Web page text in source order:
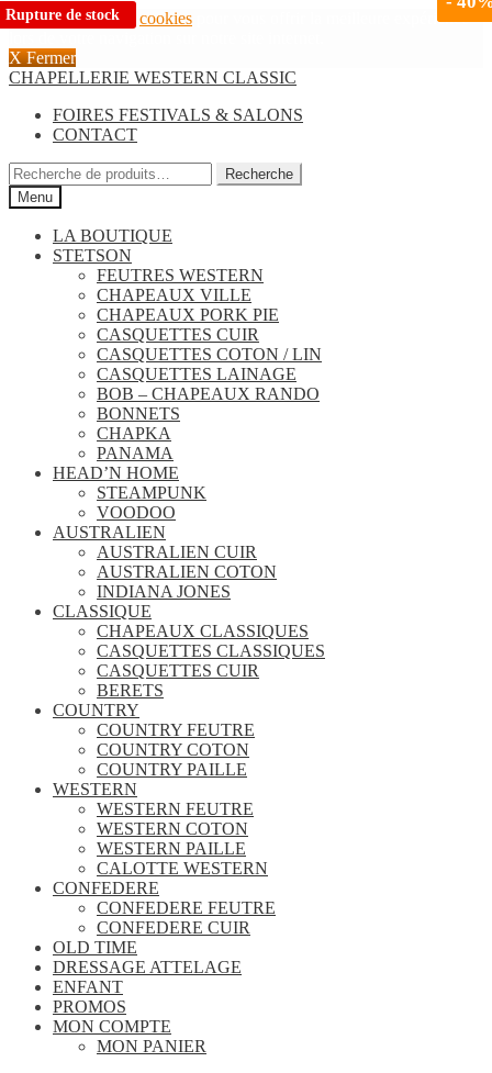
Nous utilisons des cookies pour vous offrir la meilleure expérience
X Fermer
Aller
navigation
Aller
contenu
CHAPELLERIE WESTERN CLASSIC
FOIRES FESTIVALS & SALONS
CONTACT
Recherche
pour :
Recherche
Menu
LA BOUTIQUE
STETSON
FEUTRES WESTERN
CHAPEAUX VILLE
CHAPEAUX PORK PIE
CASQUETTES CUIR
CASQUETTES COTON / LIN
CASQUETTES LAINAGE
BOB – CHAPEAUX RANDO
BONNETS
CHAPKA
PANAMA
HEAD’N HOME
STEAMPUNK
VOODOO
AUSTRALIEN
AUSTRALIEN CUIR
AUSTRALIEN COTON
INDIANA JONES
CLASSIQUE
CHAPEAUX CLASSIQUES
CASQUETTES CLASSIQUES
CASQUETTES CUIR
BERETS
COUNTRY
COUNTRY FEUTRE
COUNTRY COTON
COUNTRY PAILLE
WESTERN
WESTERN FEUTRE
WESTERN COTON
WESTERN PAILLE
CALOTTE WESTERN
CONFEDERE
CONFEDERE FEUTRE
CONFEDERE CUIR
OLD TIME
DRESSAGE ATTELAGE
ENFANT
PROMOS
MON COMPTE
MON PANIER
Rupture de stock